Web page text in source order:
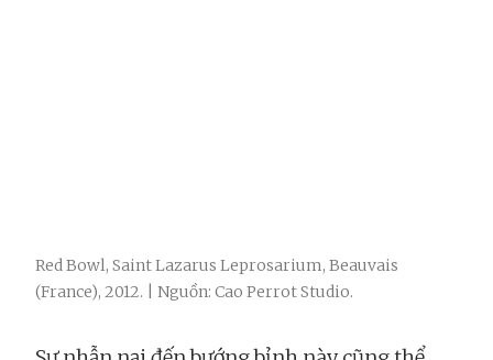
Red Bowl, Saint Lazarus Leprosarium, Beauvais
(France), 2012. | Nguồn: Cao Perrot Studio.